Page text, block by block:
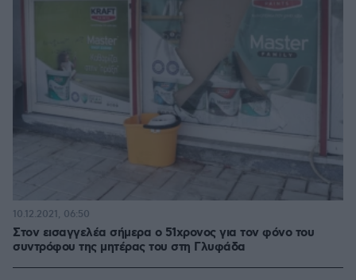
Στον εισαγγελέα σήμερα ο 51χρονος για τον φόνο του
συντρόφου της μητέρας του στη Γλυφάδα
10.12.2021, 06:50